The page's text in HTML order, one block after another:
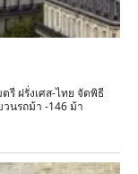
รี ฝรั่งเศส-ไทย จัดพิธี